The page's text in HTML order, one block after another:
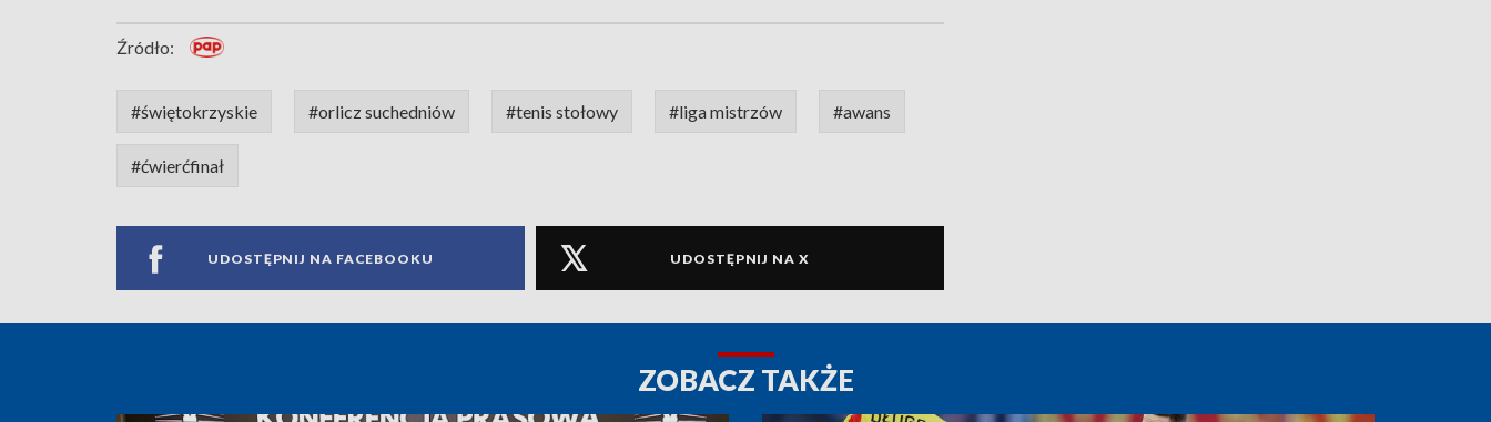
Źródło:
#świętokrzyskie #orlicz suchedniów #tenis stołowy #liga mistrzów #awans
#ćwierćfinał
UDOSTĘPNIJ NA FACEBOOKU UDOSTĘPNIJ NA X
ZOBACZ TAKŻE